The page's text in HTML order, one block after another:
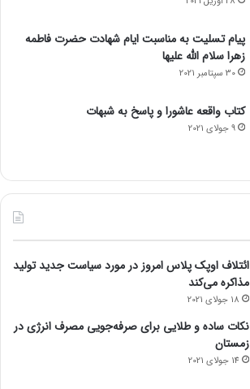
پیام تسلیت به مناسبت ایام شهادت حضرت فاطمه
زهرا سلام الله علیها
30 سپتامبر 2021
کتاب واقعه عاشورا و پاسخ به شبهات
9 جولای 2021
ائتلاف اوپک پلاس امروز در مورد سیاست جدید تولید
مذاکره می‌کند
18 جولای 2021
نکات ساده و طلایی برای صرفه‌جویی مصرف انرژی در
زمستان
14 جولای 2021